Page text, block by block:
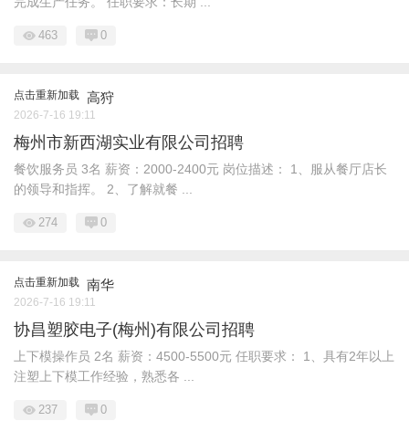
463 0
点击重新加载 高狩
2026-7-16 19:11
梅州市新西湖实业有限公司招聘
餐饮服务员 3名 薪资：2000-2400元 岗位描述： 1、服从餐厅店长
的领导和指挥。 2、了解就餐 ...
274 0
点击重新加载 南华
2026-7-16 19:11
协昌塑胶电子(梅州)有限公司招聘
上下模操作员 2名 薪资：4500-5500元 任职要求： 1、具有2年以上
注塑上下模工作经验，熟悉各 ...
237 0